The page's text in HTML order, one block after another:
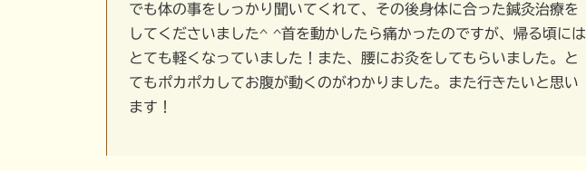
でも体の事をしっかり聞いてくれて、その後身体に合った鍼灸治療を
してくださいました^ ^首を動かしたら痛かったのですが、帰る頃には
とても軽くなっていました！また、腰にお灸をしてもらいました。と
てもポカポカしてお腹が動くのがわかりました。また行きたいと思い
ます！